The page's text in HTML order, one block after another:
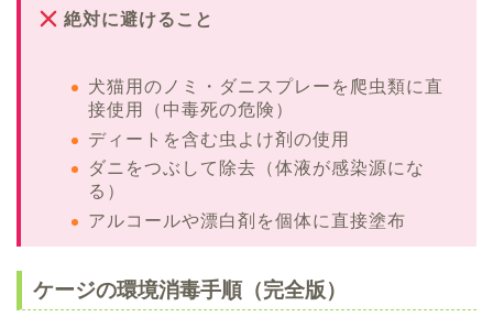
絶対に避けること
犬猫用のノミ・ダニスプレーを爬虫類に直
接使用（中毒死の危険）
ディートを含む虫よけ剤の使用
ダニをつぶして除去（体液が感染源にな
る）
アルコールや漂白剤を個体に直接塗布
ケージの環境消毒手順（完全版）